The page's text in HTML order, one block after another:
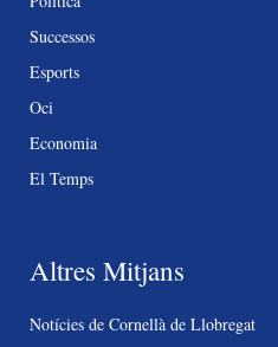
Successos
Esports
Oci
Economia
El Temps
Altres Mitjans
Notícies de Cornellà de Llobregat